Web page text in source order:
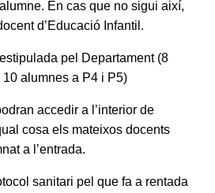
En cas que no sigui així,
d’Educació Infantil.
pel Departament (8
alumnes a P4 i P5)
accedir a l’interior de
cosa els mateixos docents
a l’entrada.
sanitari pel que fa a rentada